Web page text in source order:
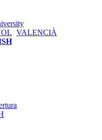
VALENCIÀ